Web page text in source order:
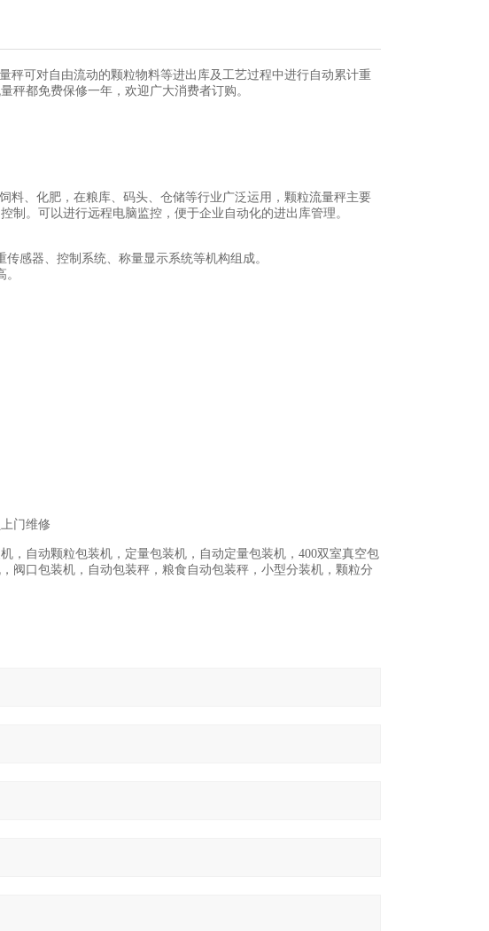
秤可对自由流动的颗粒物料等进出库及工艺过程中进行自动累计重
秤都免费保修一年，欢迎广大消费者订购。
、化肥，在粮库、码头、仓储等行业广泛运用，颗粒流量秤主要
制。可以进行远程电脑监控，便于企业自动化的进出库管理。
感器、控制系统、称量显示系统等机构组成。
门维修
，自动颗粒包装机，定量包装机，自动定量包装机，400双室真空包
阀口包装机，自动包装秤，粮食自动包装秤，小型分装机，颗粒分